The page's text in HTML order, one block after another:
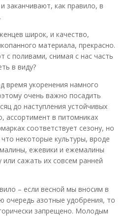
заканчивают, как правило, в
широк, и качество,
материала, прекрасно.
с поливами, снимая с нас часть
в виду?
время укоренения намного
очень важно посадить
до наступления устойчивых
ассортимент в питомниках
соответствует сезону, но
некоторые культуры, вроде
ежевики и ежемалины
или сажать их совсем ранней
– если весной мы вносим в
очередь азотные удобрения, то
запрещено. Молодым